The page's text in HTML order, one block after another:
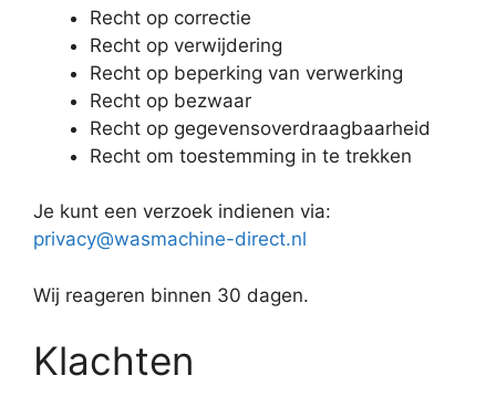
Recht op correctie
Recht op verwijdering
Recht op beperking van verwerking
Recht op bezwaar
Recht op gegevensoverdraagbaarheid
Recht om toestemming in te trekken
Je kunt een verzoek indienen via:
privacy@wasmachine-direct.nl
Wij reageren binnen 30 dagen.
Klachten